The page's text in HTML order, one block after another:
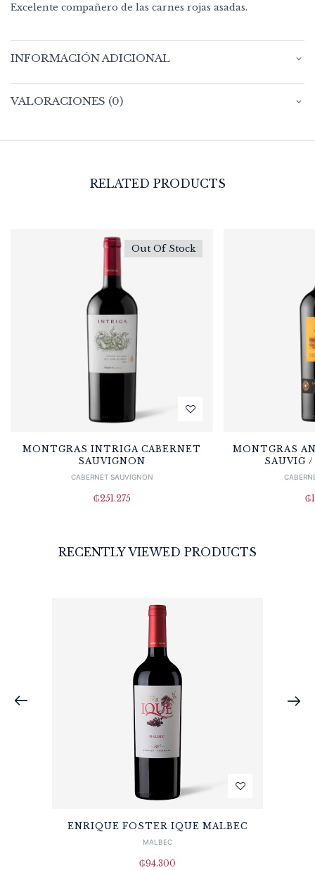
Excelente compañero de las carnes rojas asadas.
INFORMACIÓN ADICIONAL
VALORACIONES (0)
RELATED PRODUCTS
Out Of Stock
MONTGRAS INTRIGA CABERNET
SAUVIGNON
CABERNET SAUVIGNON
₲251.275
MONTGRAS
SAUVIG
₲
RECENTLY VIEWED PRODUCTS
ENRIQUE FOSTER IQUE MALBEC
MALBEC
₲94.300